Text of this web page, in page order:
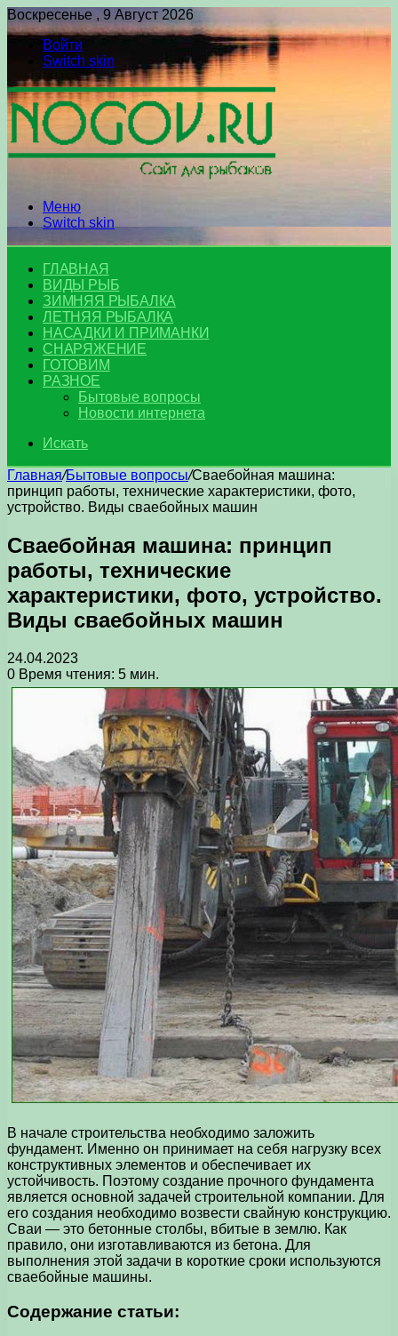
Воскресенье , 9 Август 2026
Войти
Switch skin
Меню
Switch skin
ГЛАВНАЯ
ВИДЫ РЫБ
ЗИМНЯЯ РЫБАЛКА
ЛЕТНЯЯ РЫБАЛКА
НАСАДКИ И ПРИМАНКИ
СНАРЯЖЕНИЕ
ГОТОВИМ
РАЗНОЕ
Бытовые вопросы
Новости интернета
Искать
Главная/Бытовые вопросы/Сваебойная машина:
принцип работы, технические характеристики, фото,
устройство. Виды сваебойных машин
Сваебойная машина: принцип
работы, технические
характеристики, фото, устройство.
Виды сваебойных машин
24.04.2023
0 Время чтения: 5 мин.
В начале строительства необходимо заложить
фундамент. Именно он принимает на себя нагрузку всех
конструктивных элементов и обеспечивает их
устойчивость. Поэтому создание прочного фундамента
является основной задачей строительной компании. Для
его создания необходимо возвести свайную конструкцию.
Сваи — это бетонные столбы, вбитые в землю. Как
правило, они изготавливаются из бетона. Для
выполнения этой задачи в короткие сроки используются
сваебойные машины.
Содержание статьи: